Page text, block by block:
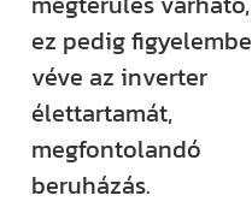
ez pedig figyelembe
véve az inverter
élettartamát,
megfontolandó
beruházás.